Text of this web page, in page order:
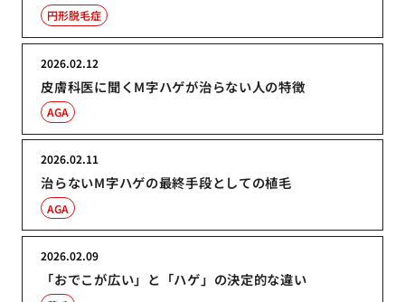
円形脱毛症
皮膚科医に聞くM字ハゲが治らない人の特徴
2026.02.12
AGA
治らないM字ハゲの最終手段としての植毛
2026.02.11
AGA
「おでこが広い」と「ハゲ」の決定的な違い
2026.02.09